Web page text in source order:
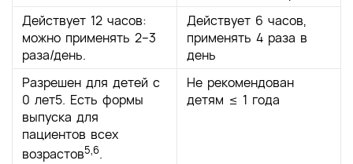
Действует 12 часов:
можно применять 2–3
раза/день.
Действует 6 часов,
применять 4 раза в
день
Разрешен для детей с
0 лет5. Есть формы
выпуска для
пациентов всех
возрастов5,6.
Не рекомендован
детям ≤ 1 года